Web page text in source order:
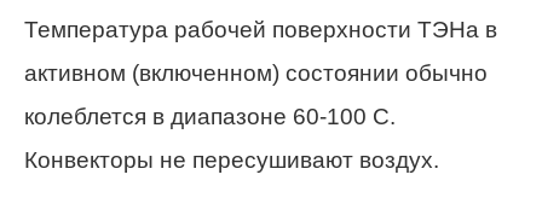
Температура рабочей поверхности ТЭНа в
активном (включенном) состоянии обычно
колеблется в диапазоне 60-100 С.
Конвекторы не пересушивают воздух.